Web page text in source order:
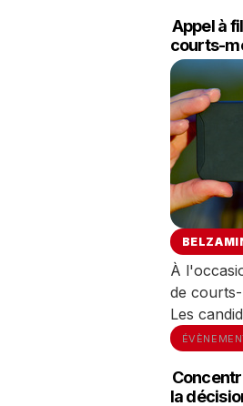
Appel à
courts-
À
de
Les
la